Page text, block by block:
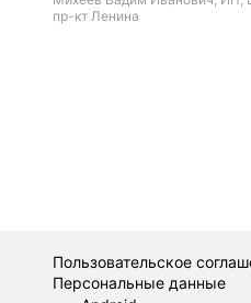
пр-кт Ленина
Пользовательское
Персональные данные